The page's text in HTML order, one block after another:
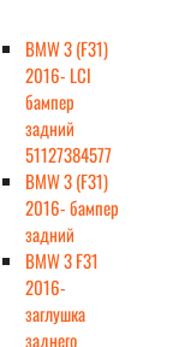
BMW 3 (F31)
2016- LCI
бампер
задний
51127384577
BMW 3 (F31)
2016- бампер
задний
BMW 3 F31
2016-
заглушка
заднего